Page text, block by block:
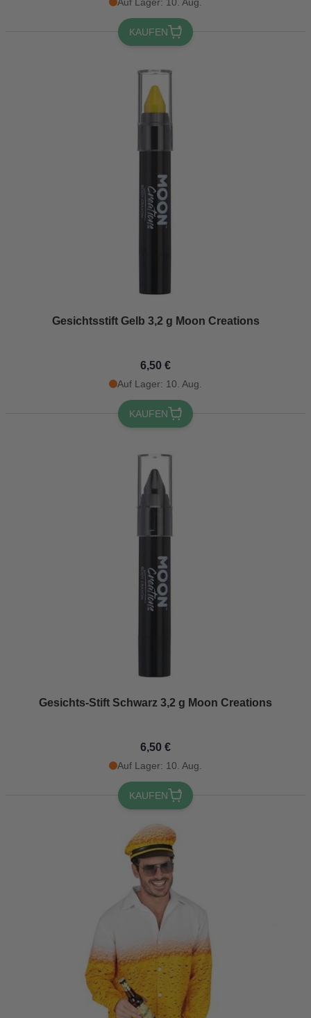
KAUFEN
Gesichtsstift Gelb 3,2 g Moon Creations
6,50 €
Auf Lager: 10. Aug.
KAUFEN
Gesichts-Stift Schwarz 3,2 g Moon Creations
6,50 €
Auf Lager: 10. Aug.
KAUFEN